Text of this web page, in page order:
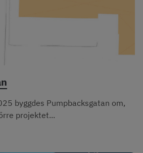
byggdes Pumpbacksgatan om,
projektet...